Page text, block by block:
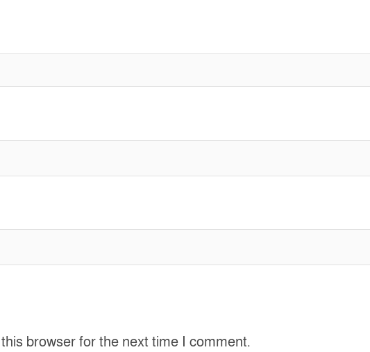
browser for the next time I comment.